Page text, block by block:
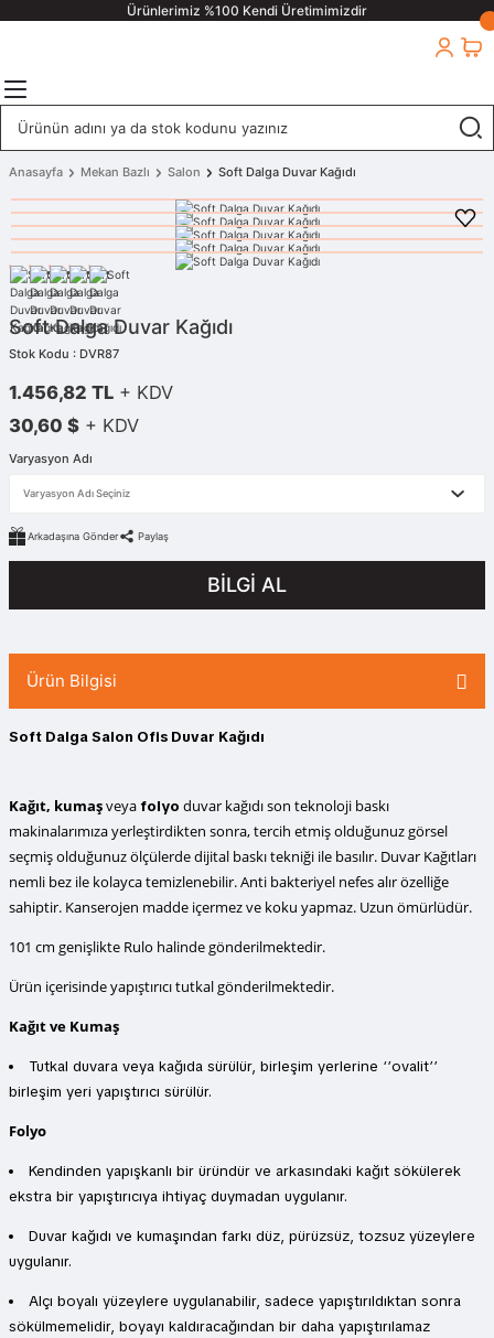
Ürünlerimiz %100 Kendi Üretimimizdir
Anasayfa Mekan Bazlı Salon Soft Dalga Duvar Kağıdı
Soft Dalga Duvar Kağıdı
Stok Kodu : DVR87
1.456,82 TL + KDV
30,60 $ + KDV
Varyasyon Adı
Arkadaşına Gönder Paylaş
BİLGİ AL
Ürün Bilgisi
Soft Dalga Salon Ofis Duvar Kağıdı
Kağıt, kumaşveyafolyo duvar kağıdıson teknoloji baskı
makinalarımıza yerleştirdikten sonra, tercih etmiş olduğunuz görsel
seçmiş olduğunuz ölçülerde dijital baskı tekniği ile basılır. Duvar Kağıtları
nemli bez ile kolayca temizlenebilir. Anti bakteriyel nefes alır özelliğe
sahiptir. Kanserojen madde içermez ve koku yapmaz. Uzun ömürlüdür.
101 cm genişlikte Rulo halinde gönderilmektedir.
Ürün içerisinde yapıştırıcı tutkal gönderilmektedir.
Kağıt ve Kumaş
Tutkal duvara veya kağıda sürülür, birleşim yerlerine ‘’ovalit’’
birleşim yeri yapıştırıcı sürülür.
Folyo
Kendinden yapışkanlı bir üründür ve arkasındaki kağıt sökülerek
ekstra bir yapıştırıcıya ihtiyaç duymadan uygulanır.
Duvar kağıdı ve kumaşından farkı düz, pürüzsüz, tozsuz yüzeylere
uygulanır.
Alçı boyalı yüzeylere uygulanabilir, sadece yapıştırıldıktan sonra
sökülmemelidir, boyayı kaldıracağından bir daha yapıştırılamaz